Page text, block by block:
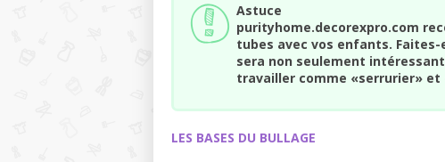
Astuce
purityhome.decorexpro.com
tubes avec vos enfants.
sera non seulement
travailler comme «serrurier» et
LES BASES DU BULLAGE